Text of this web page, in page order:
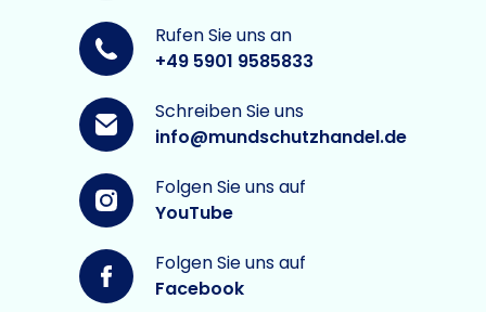
Rufen Sie uns an
+49 5901 9585833
Schreiben Sie uns
info@mundschutzhandel.de
Folgen Sie uns auf
YouTube
Folgen Sie uns auf
Facebook